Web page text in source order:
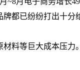
都已纷纷打出十分
料等巨大成本压力